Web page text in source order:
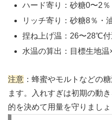
ハード寄り：砂糖0〜2
リッチ寄り：砂糖8％・
捏ね上げ温：26〜28℃付
水温の算出：目標生地
注意 ：蜂蜜やモルトなどの
ます。入れすぎは初期の動
的を決めて用量を守りましょ